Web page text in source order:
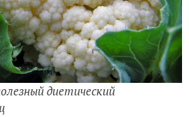
диетический